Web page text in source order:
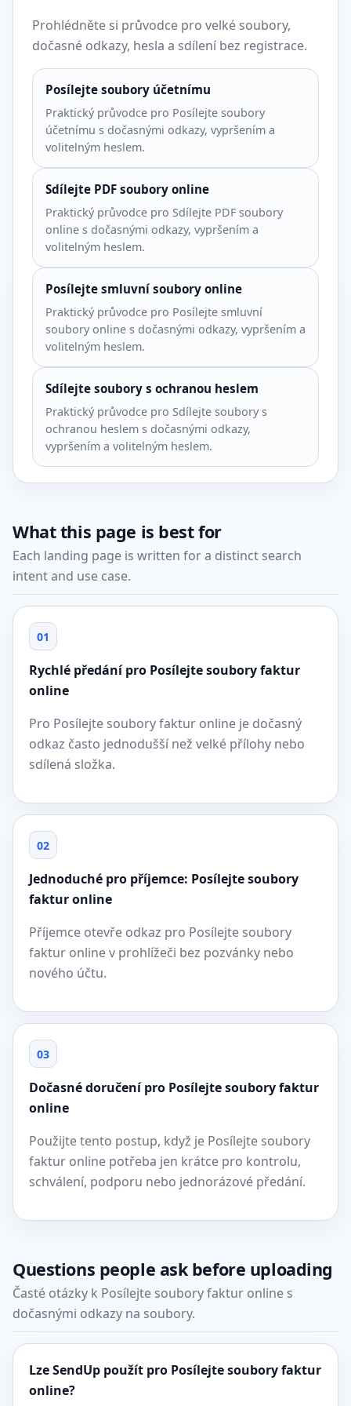
Prohlédněte si průvodce pro velké soubory,
dočasné odkazy, hesla a sdílení bez registrace.
Posílejte soubory účetnímu
Praktický průvodce pro Posílejte soubory
účetnímu s dočasnými odkazy, vypršením a
volitelným heslem.
Sdílejte PDF soubory online
Praktický průvodce pro Sdílejte PDF soubory
online s dočasnými odkazy, vypršením a
volitelným heslem.
Posílejte smluvní soubory online
Praktický průvodce pro Posílejte smluvní
soubory online s dočasnými odkazy, vypršením a
volitelným heslem.
Sdílejte soubory s ochranou heslem
Praktický průvodce pro Sdílejte soubory s
ochranou heslem s dočasnými odkazy,
vypršením a volitelným heslem.
What this page is best for
Each landing page is written for a distinct search
intent and use case.
01
Rychlé předání pro Posílejte soubory faktur
online
Pro Posílejte soubory faktur online je dočasný
odkaz často jednodušší než velké přílohy nebo
sdílená složka.
02
Jednoduché pro příjemce: Posílejte soubory
faktur online
Příjemce otevře odkaz pro Posílejte soubory
faktur online v prohlížeči bez pozvánky nebo
nového účtu.
03
Dočasné doručení pro Posílejte soubory faktur
online
Použijte tento postup, když je Posílejte soubory
faktur online potřeba jen krátce pro kontrolu,
schválení, podporu nebo jednorázové předání.
Questions people ask before uploading
Časté otázky k Posílejte soubory faktur online s
dočasnými odkazy na soubory.
Lze SendUp použít pro Posílejte soubory faktur
online?